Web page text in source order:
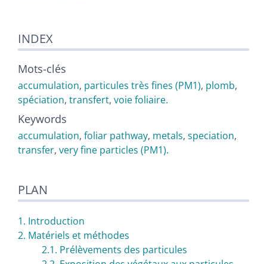
INDEX
Mots-clés
accumulation, particules très fines (PM1), plomb,
spéciation, transfert, voie foliaire.
Keywords
accumulation, foliar pathway, metals, speciation,
transfer, very fine particles (PM1).
PLAN
1. Introduction
2. Matériels et méthodes
2.1. Prélèvements des particules